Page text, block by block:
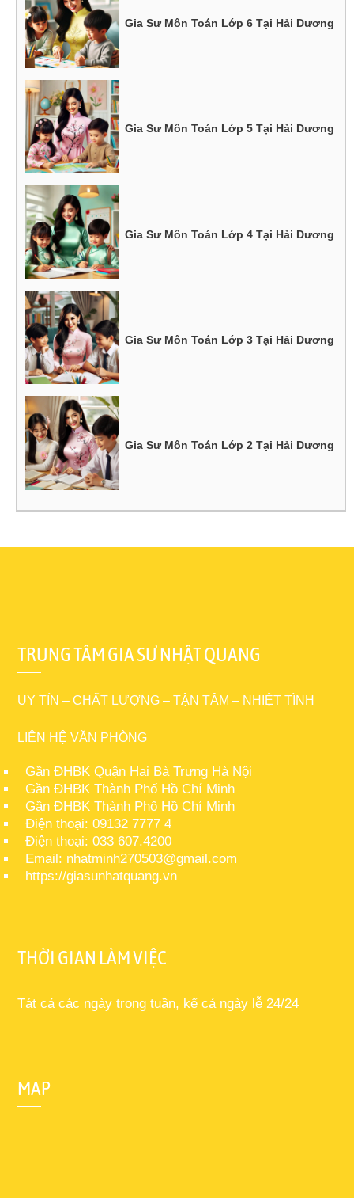
Gia Sư Môn Toán Lớp 6 Tại Hải Dương
Gia Sư Môn Toán Lớp 5 Tại Hải Dương
Gia Sư Môn Toán Lớp 4 Tại Hải Dương
Gia Sư Môn Toán Lớp 3 Tại Hải Dương
Gia Sư Môn Toán Lớp 2 Tại Hải Dương
TRUNG TÂM GIA SƯ NHẬT QUANG
UY TÍN – CHẤT LƯỢNG – TẬN TÂM – NHIỆT TÌNH
LIÊN HỆ VĂN PHÒNG
Gần ĐHBK Quận Hai Bà Trưng Hà Nội
Gần ĐHBK Thành Phố Hồ Chí Minh
Gần ĐHBK Thành Phố Hồ Chí Minh
Điện thoại: 09132 7777 4
Điện thoại: 033 607.4200
Email: nhatminh270503@gmail.com
https://giasunhatquang.vn
THỜI GIAN LÀM VIỆC
Tát cả các ngày trong tuần, kể cả ngày lễ 24/24
MAP